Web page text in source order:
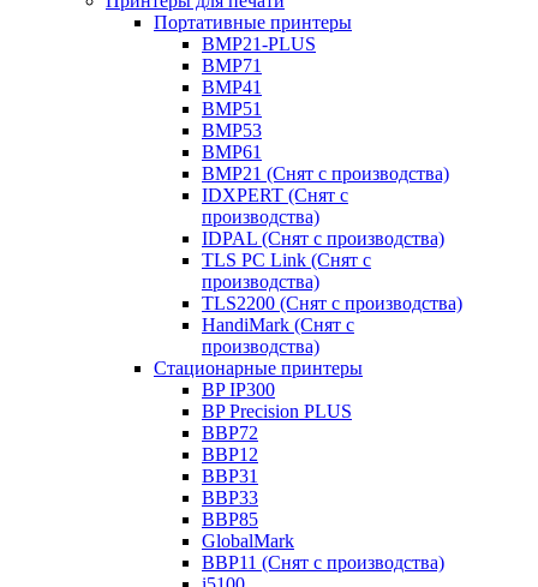
Портативные принтеры
BMP21-PLUS
BMP71
BMP41
BMP51
BMP53
BMP61
BMP21 (Снят с производства)
IDXPERT (Снят с
производства)
IDPAL (Снят с производства)
TLS PC Link (Снят с
производства)
TLS2200 (Снят с производства)
HandiMark (Снят с
производства)
Стационарные принтеры
BP IP300
BP Precision PLUS
BBP72
BBP12
BBP31
BBP33
BBP85
GlobalMark
BBP11 (Снят с производства)